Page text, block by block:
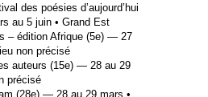
des poésies d’aujourd’hui
au 5 juin • Grand Est
– édition Afrique (5e) — 27
non précisé
auteurs (15e) — 28 au 29
précisé
(28e) — 28 au 29 mars •